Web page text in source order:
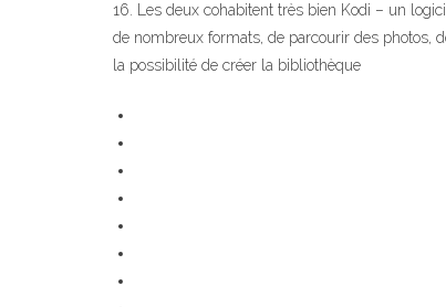
16. Les deux cohabitent très bien Kodi – un
de nombreux formats, de parcourir des photos,
la possibilité de créer la bibliothèque